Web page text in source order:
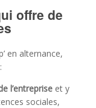
offre de
en alternance,
l’entreprise et y
sociales,